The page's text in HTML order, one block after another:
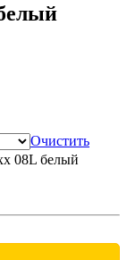
Очистить
08L белый